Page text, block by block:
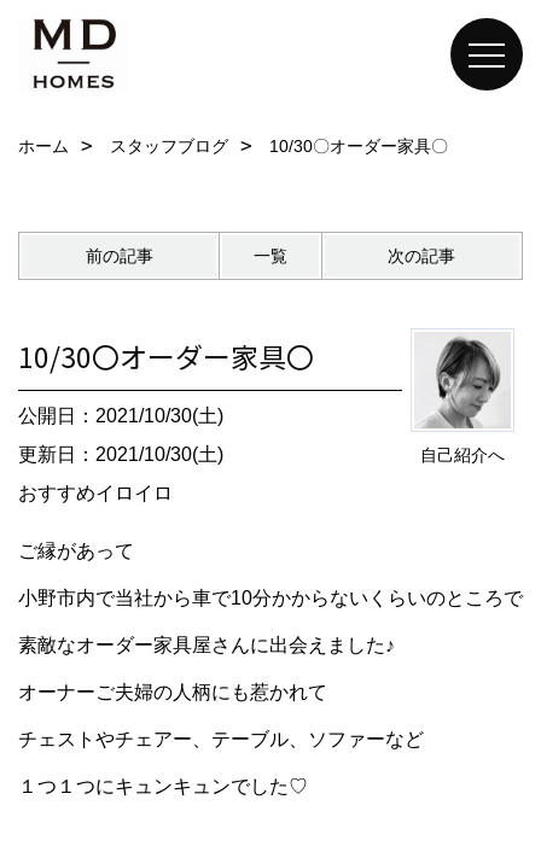
ホーム スタッフブログ 10/30〇オーダー家具〇
前の記事 一覧 次の記事
自己紹介へ
10/30〇オーダー家具〇
公開日：2021/10/30(土)
更新日：2021/10/30(土)
おすすめイロイロ
ご縁があって
小野市内で当社から車で10分かからないくらいのところで
素敵なオーダー家具屋さんに出会えました♪
オーナーご夫婦の人柄にも惹かれて
チェストやチェアー、テーブル、ソファーなど
１つ１つにキュンキュンでした♡